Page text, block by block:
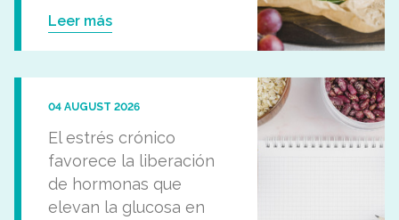
Leer más
04 AUGUST 2026
El estrés crónico
favorece la liberación
de hormonas que
elevan la glucosa en